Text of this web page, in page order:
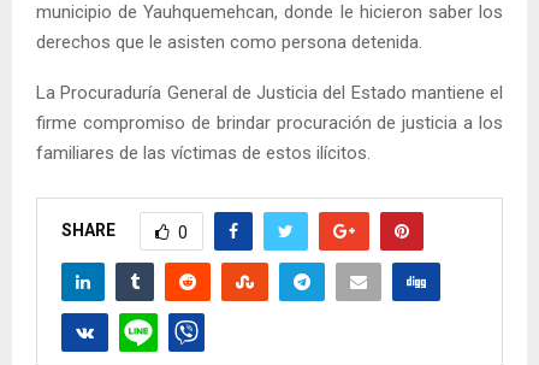
municipio de Yauhquemehcan, donde le hicieron saber los
derechos que le asisten como persona detenida.
La Procuraduría General de Justicia del Estado mantiene el
firme compromiso de brindar procuración de justicia a los
familiares de las víctimas de estos ilícitos.
SHARE 0